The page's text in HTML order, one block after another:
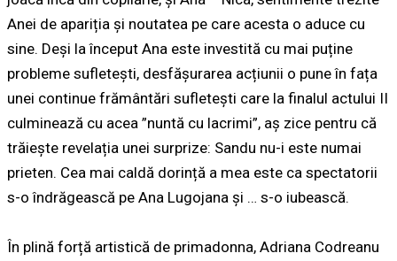
Anei de apariția și noutatea pe care acesta o aduce cu
sine. Deși la început Ana este investită cu mai puține
probleme sufletești, desfășurarea acțiunii o pune în fața
unei continue frământări sufletești care la finalul actului II
culminează cu acea ”nuntă cu lacrimi”, aș zice pentru că
trăiește revelația unei surprize: Sandu nu-i este numai
prieten. Cea mai caldă dorință a mea este ca spectatorii
s-o îndrăgească pe Ana Lugojana și … s-o iubească.
În plină forță artistică de primadonna, Adriana Codreanu